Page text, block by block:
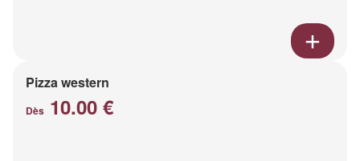
Pizza western
Dès 10.00 €